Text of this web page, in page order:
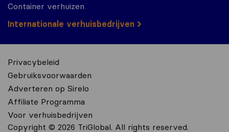
Container verhuizen
Internationale verhuisbedrijven
Privacybeleid
Gebruiksvoorwaarden
Adverteren op Sirelo
Affiliate Programma
Voor verhuisbedrijven
Copyright © 2026 TriGlobal. All rights reserved.